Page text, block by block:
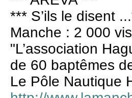
*** S’ils le disent
Manche : 2 000
"L’association
de 60 baptêmes
Le Pôle Nautique